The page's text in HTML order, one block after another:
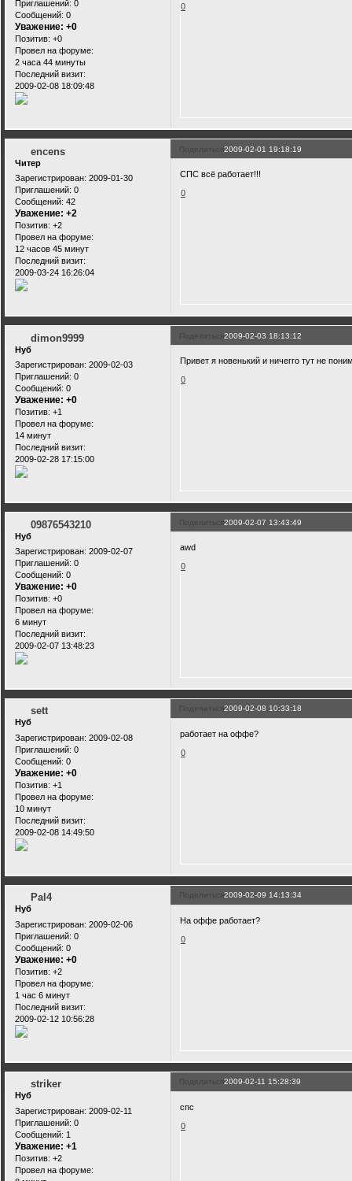
Приглашений: 0
Сообщений: 0
Уважение: +0
Позитив: +0
Провел на форуме:
2 часа 44 минуты
Последний визит:
2009-02-08 18:09:48
0
Поделиться2009-02-01 19:18:19
encens
Читер
Зарегистрирован: 2009-01-30
Приглашений: 0
Сообщений: 42
Уважение: +2
Позитив: +2
Провел на форуме:
12 часов 45 минут
Последний визит:
2009-03-24 16:26:04
СПС всё работает!!!
0
Поделиться2009-02-03 18:13:12
dimon9999
Нуб
Зарегистрирован: 2009-02-03
Приглашений: 0
Сообщений: 0
Уважение: +0
Позитив: +1
Провел на форуме:
14 минут
Последний визит:
2009-02-28 17:15:00
Привет я новенький и ничегго тут не
0
Поделиться2009-02-07 13:43:49
09876543210
Нуб
Зарегистрирован: 2009-02-07
Приглашений: 0
Сообщений: 0
Уважение: +0
Позитив: +0
Провел на форуме:
6 минут
Последний визит:
2009-02-07 13:48:23
awd
0
Поделиться2009-02-08 10:33:18
sett
Нуб
Зарегистрирован: 2009-02-08
Приглашений: 0
Сообщений: 0
Уважение: +0
Позитив: +1
Провел на форуме:
10 минут
Последний визит:
2009-02-08 14:49:50
работает на оффе?
0
Поделиться2009-02-09 14:13:34
Pal4
Нуб
Зарегистрирован: 2009-02-06
Приглашений: 0
Сообщений: 0
Уважение: +0
Позитив: +2
Провел на форуме:
1 час 6 минут
Последний визит:
2009-02-12 10:56:28
На оффе работает?
0
Поделиться2009-02-11 15:28:39
striker
Нуб
Зарегистрирован: 2009-02-11
Приглашений: 0
Сообщений: 1
Уважение: +1
Позитив: +2
Провел на форуме:
спс
0